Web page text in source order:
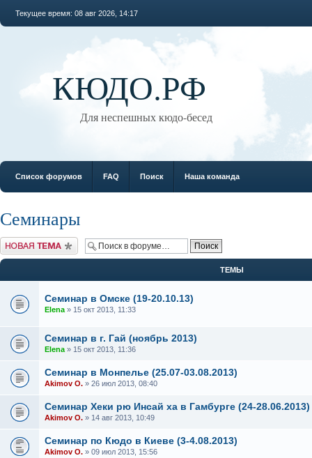
Текущее время: 08 авг 2026, 14:17
КЮДО.РФ
Для неспешных кюдо-бесед
Список форумов FAQ Поиск Наша команда
Семинары
Новая тема
ТЕМЫ
Семинар в Омске (19-20.10.13)
Elena » 15 окт 2013, 11:33
Семинар в г. Гай (ноябрь 2013)
Elena » 15 окт 2013, 11:36
Семинар в Монпелье (25.07-03.08.2013)
Akimov O. » 26 июл 2013, 08:40
Семинар Хеки рю Инсай ха в Гамбурге (24-28.06.2013)
Akimov O. » 14 авг 2013, 10:49
Семинар по Кюдо в Киеве (3-4.08.2013)
Akimov O. » 09 июл 2013, 15:56